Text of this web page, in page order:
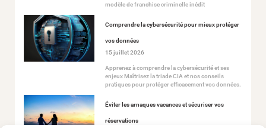
modèle de franchise criminelle inédit
Comprendre la cybersécurité pour mieux protéger
vos données
15 juillet 2026
Apprenez à comprendre la cybersécurité et ses
enjeux Maîtrisez la triade CIA et nos conseils
pratiques pour protéger efficacement vos données.
Éviter les arnaques vacances et sécuriser vos
réservations